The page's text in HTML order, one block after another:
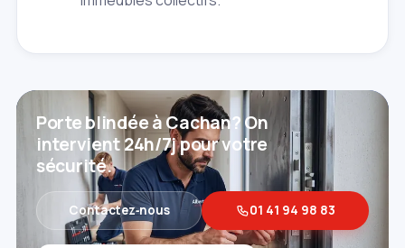
Porte blindée à Cachan? On
intervient 24h/7j pour votre
sécurité.
Contactez‑nous 01 41 94 98 83